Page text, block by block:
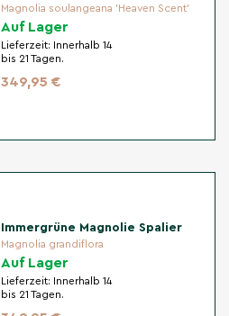
Magnolia soulangeana 'Heaven Scent'
Auf Lager
Lieferzeit:
Innerhalb 14
bis 21 Tagen.
349,95 €
Immergrüne Magnolie Spalier
Magnolia grandiflora
Auf Lager
Lieferzeit:
Innerhalb 14
bis 21 Tagen.